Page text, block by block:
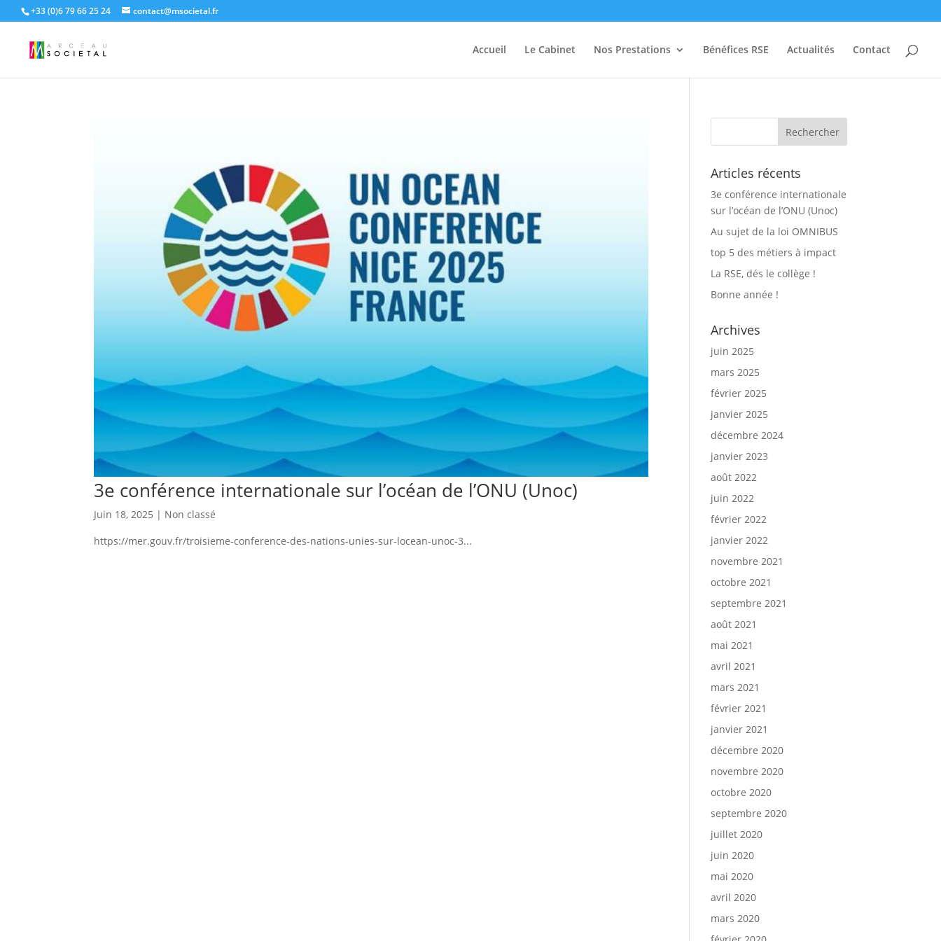
+33 (0)6 79 66 25 24 contact@msocietal.fr
Accueil Le Cabinet Nos Prestations Bénéfices RSE Actualités Contact
3e conférence internationale sur l’océan de l’ONU (Unoc)
Juin 18, 2025 | Non classé
https://mer.gouv.fr/troisieme-conference-des-nations-unies-sur-locean-unoc-3...
Articles récents
3e conférence internationale
sur l’océan de l’ONU (Unoc)
Au sujet de la loi OMNIBUS
top 5 des métiers à impact
La RSE, dés le collège !
Bonne année !
Archives
juin 2025
mars 2025
février 2025
janvier 2025
décembre 2024
janvier 2023
août 2022
juin 2022
février 2022
janvier 2022
novembre 2021
octobre 2021
septembre 2021
août 2021
mai 2021
avril 2021
mars 2021
février 2021
janvier 2021
décembre 2020
novembre 2020
octobre 2020
septembre 2020
juillet 2020
juin 2020
mai 2020
avril 2020
mars 2020